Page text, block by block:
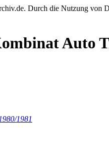
Durch die Nutzung von
Auto
1981